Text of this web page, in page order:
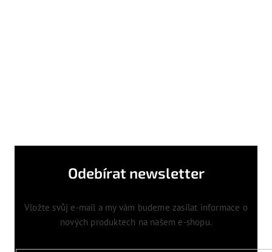
Odebírat newsletter
Vložte svůj e-mail a my vám budeme zasílat informace o
nových produktech na našem e-shopu.